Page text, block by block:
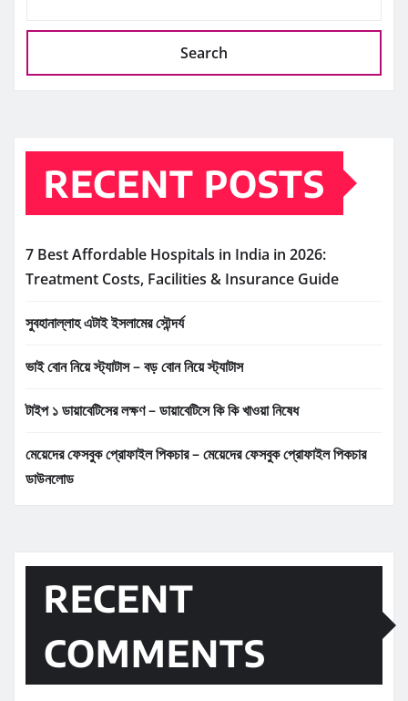
Search
RECENT POSTS
7 Best Affordable Hospitals in India in 2026:
Treatment Costs, Facilities & Insurance Guide
সুবহানাল্লাহ এটাই ইসলামের সৌন্দর্য
ভাই বোন নিয়ে স্ট্যাটাস – বড় বোন নিয়ে স্ট্যাটাস
টাইপ ১ ডায়াবেটিসের লক্ষণ – ডায়াবেটিসে কি কি খাওয়া নিষেধ
মেয়েদের ফেসবুক প্রোফাইল পিকচার – মেয়েদের ফেসবুক প্রোফাইল পিকচার
ডাউনলোড
RECENT
COMMENTS